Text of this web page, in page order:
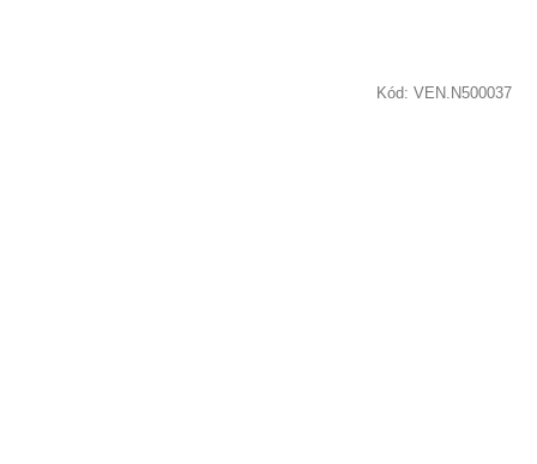
Kód: VEN.N500037